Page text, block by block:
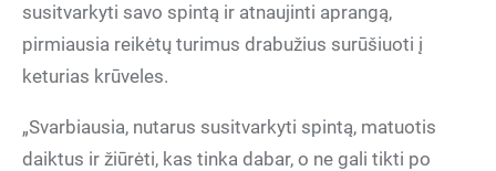
susitvarkyti savo spintą ir atnaujinti aprangą,
pirmiausia reikėtų turimus drabužius surūšiuoti į
keturias krūveles.
„Svarbiausia, nutarus susitvarkyti spintą, matuotis
daiktus ir žiūrėti, kas tinka dabar, o ne gali tikti po